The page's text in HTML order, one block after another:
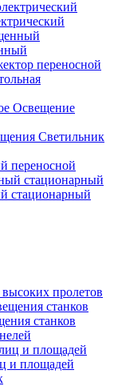
переносной
Освещение
Светильник
переносной
стационарный
пролетов
станков
и площадей